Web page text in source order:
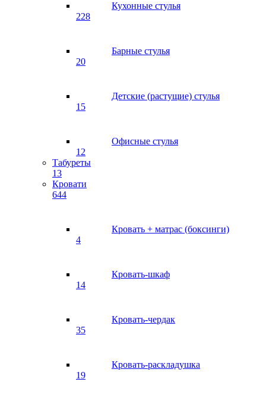
Кухонные стулья
228
Барные стулья
20
Детские (растущие) стулья
15
Офисные стулья
12
Табуреты
13
Кровати
644
Кровать + матрас (боксинги)
4
Кровать-шкаф
14
Кровать-чердак
35
Кровать-раскладушка
19